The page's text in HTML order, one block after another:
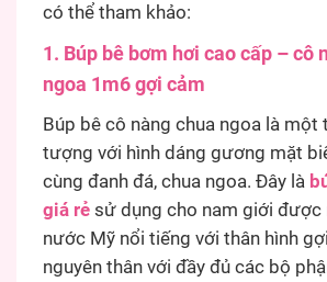
có thể tham khảo:
1. Búp bê bơm hơi cao cấp – cô
ngoa 1m6 gợi cảm
Búp bê cô nàng chua ngoa là một
tượng với hình dáng gương mặt
cùng đanh đá, chua ngoa. Đây là
giá rẻ sử dụng cho nam giới được
nước Mỹ nổi tiếng với thân hình
nguyên thân với đầy đủ các bộ